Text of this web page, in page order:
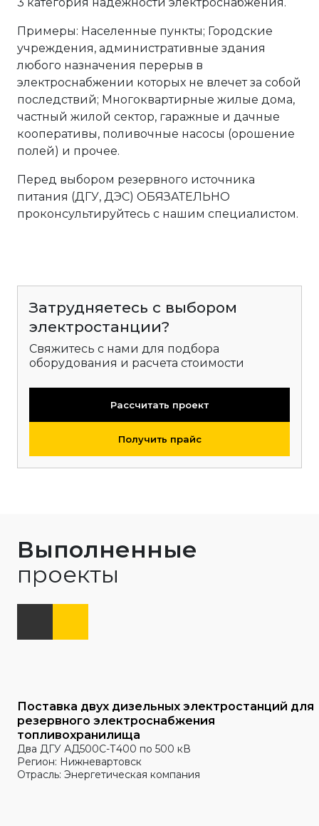
Примеры: Населенные пункты; Городские
учреждения, административные здания
любого назначения перерыв в
электроснабжении которых не влечет за собой
последствий; Многоквартирные жилые дома,
частный жилой сектор, гаражные и дачные
кооперативы, поливочные насосы (орошение
полей) и прочее.
Перед выбором резервного источника
питания (ДГУ, ДЭС) ОБЯЗАТЕЛЬНО
проконсультируйтесь с нашим специалистом.
Затрудняетесь с выбором
электростанции?
Свяжитесь с нами для подбора
оборудования и расчета стоимости
Рассчитать проект
Получить прайс
Выполненные
проекты
Поставка двух дизельных электростанций для
резервного электроснабжения
топливохранилища
Два ДГУ АД500С-Т400 по 500 кВ
Регион: Нижневартовск
Отрасль: Энергетическая компания